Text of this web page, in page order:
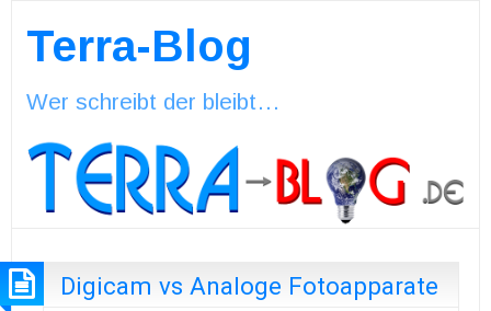
Terra-Blog
Wer schreibt der bleibt…
Digicam vs Analoge Fotoapparate